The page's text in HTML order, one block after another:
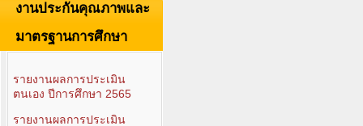
งานประกันคุณภาพและ
มาตรฐานการศึกษา
รายงานผลการประเมิน
ตนเอง ปีการศึกษา 2565
รายงานผลการประเมิน